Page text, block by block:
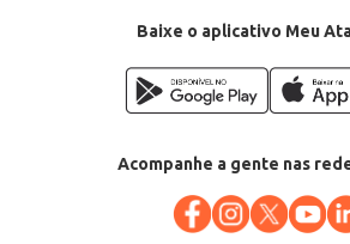
Baixe o aplicativo Meu
Acompanhe a gente nas